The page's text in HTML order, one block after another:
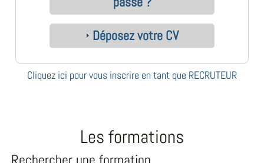
Déposez votre CV
Cliquez ici pour vous inscrire en tant que RECRUTEUR
Les formations